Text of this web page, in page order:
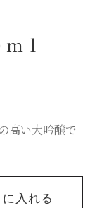
ｌ
高い大吟醸で
に入れる